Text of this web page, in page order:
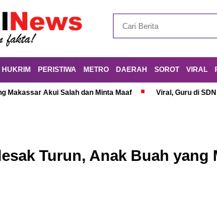
HUKRIM PERISTIWA METRO DAERAH SOROT VIRAL
Makassar Akui Salah dan Minta Maaf Viral, Guru di
Turun, Anak Buah yang